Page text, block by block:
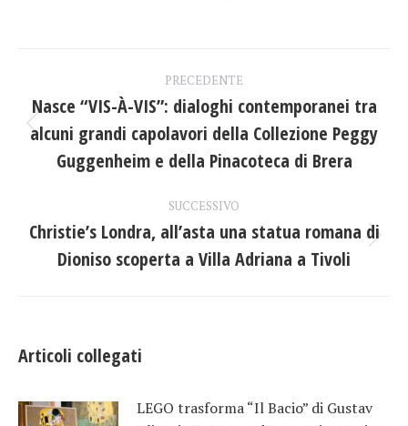
tra
PRECEDENTE
Post
precedente:
Nasce “VIS-À-VIS”: dialoghi contemporanei tra
alcuni grandi capolavori della Collezione Peggy
Guggenheim e della Pinacoteca di Brera
SUCCESSIVO
Prossimo
post:
Christie’s Londra, all’asta una statua romana di
Dioniso scoperta a Villa Adriana a Tivoli
Articoli collegati
LEGO trasforma “Il Bacio” di Gustav